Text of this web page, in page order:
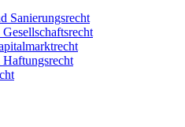
Sanierungsrecht
Haftungsrecht